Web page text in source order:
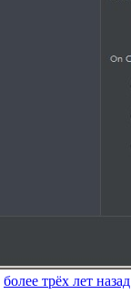
более трёх лет назад